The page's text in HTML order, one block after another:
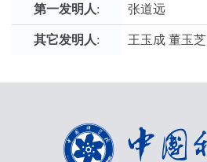
第一发明人: 张道远
其它发明人: 王玉成 董玉芝